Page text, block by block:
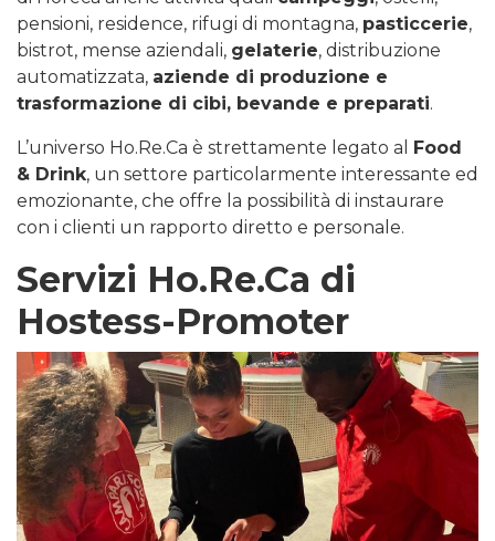
pensioni, residence, rifugi di montagna, pasticcerie,
bistrot, mense aziendali, gelaterie, distribuzione
automatizzata, aziende di produzione e
trasformazione di cibi, bevande e preparati.
L’universo Ho.Re.Ca è strettamente legato al Food
& Drink, un settore particolarmente interessante ed
emozionante, che offre la possibilità di instaurare
con i clienti un rapporto diretto e personale.
Servizi Ho.Re.Ca di
Hostess-Promoter